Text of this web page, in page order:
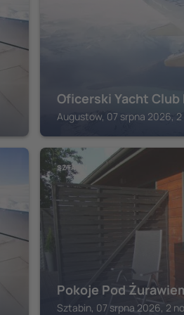
Oficerski Yacht Club
Augustow, 07 srpna 2026, 2
SZTABIN
Pokoje Pod
Sztabin, 07 srpna 2026, 2